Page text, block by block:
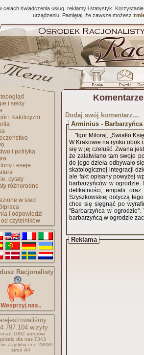
celach świadczenia usług, reklamy i statystyk.
urządzeniu. Pamiętaj, że zawsze możesz
i sekty
i Katolicyzm
i polityka
i eseje
cytaty
różnorodne
w sieci
i odpowiedzi
od czytelników
Racjonalisty
Wesprzyj nas..
wizyty
1062 autorów
dla nas 7343
Zajęłyby one 28930
stron A4
Dodaj swój komentarz…
Arminius -
"Igor Mitoraj, „Światło
W Krakowie na rynku obok
się w jej czeluść. Zwana
że załatwiano tam swoje
do jego dzieła odbywało
skatologicznej integracji
ale fakt opisany powyżej
barbarzyńców w ogrodzie.
delikatności, empatii
Szyszkowskiej dotyczą
chce się sięgnąć po
"Barbarzyńca w
barbarzyńcą w ogrodzie
Reklama